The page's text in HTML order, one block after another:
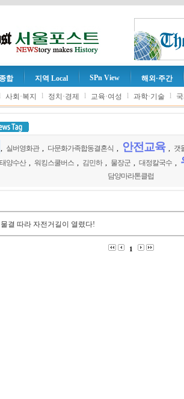
합 지역 Local SPn View 해외·주간
l 사회·복지 l 정치·경제 l 교육·여성 l 과학·기술 l
실버영화관 다문화가족합동결혼식 안전교육
갯
태양수산 워킹스쿨버스 김민하 물장군 대정칼국수
담양마라톤클럽
결 따라 자전거길이 열렸다!
1